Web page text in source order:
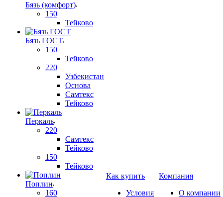
Бязь (комфорт)
150
Тейково
Бязь ГОСТ
150
Тейково
220
Узбекистан
Основа
Самтекс
Тейково
Перкаль
220
Самтекс
Тейково
150
Тейково
Поплин
160
Как купить
Условия
Компания
О компании